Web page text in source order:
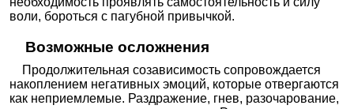
воли, бороться с пагубной привычкой.
Возможные осложнения
Продолжительная созависимость сопровождается
накоплением негативных эмоций, которые отвергаются
как неприемлемые. Раздражение, гнев, разочарование,